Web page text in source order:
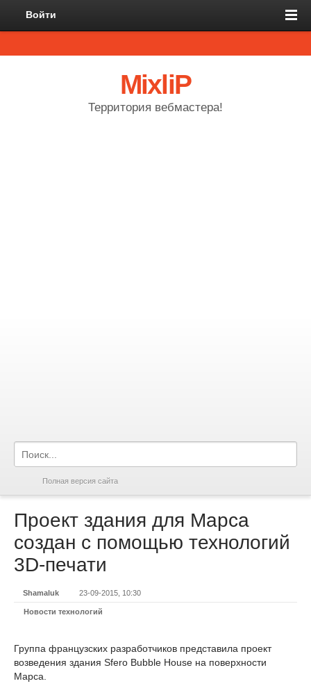
Войти
MixliP
Территория вебмастера!
Полная версия сайта
Проект здания для Марса
создан с помощью технологий
3D-печати
Shamaluk 23-09-2015, 10:30
Новости технологий
Группа французских разработчиков представила проект
возведения здания Sfero Bubble House на поверхности
Марса.